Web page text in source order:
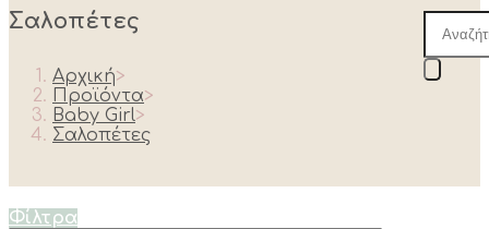
search
Σαλοπέτες
Αρχική>
Προϊόντα>
Baby Girl>
Σαλοπέτες
Φίλτρα